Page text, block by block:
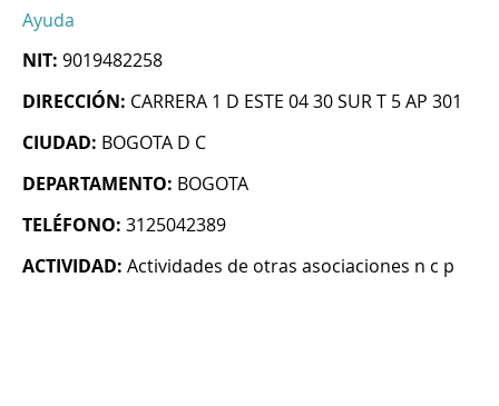
Ayuda
NIT: 9019482258
DIRECCIÓN: CARRERA 1 D ESTE 04 30 SUR T 5 AP 301
CIUDAD: BOGOTA D C
DEPARTAMENTO: BOGOTA
TELÉFONO: 3125042389
ACTIVIDAD: Actividades de otras asociaciones n c p